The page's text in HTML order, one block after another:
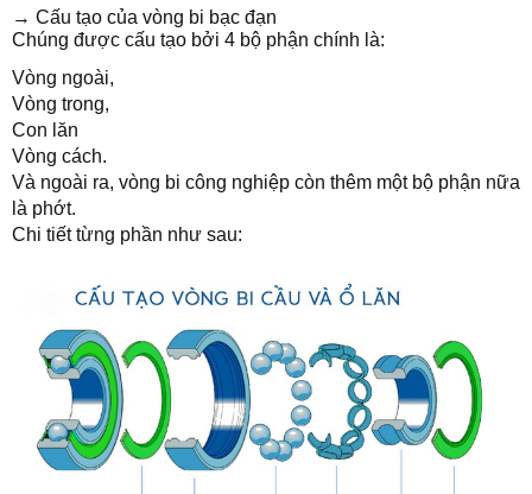
→ Cấu tạo của vòng bi bạc đạn
Chúng được cấu tạo bởi 4 bộ phận chính là:
Vòng ngoài,
Vòng trong,
Con lăn
Vòng cách.
Và ngoài ra, vòng bi công nghiệp còn thêm một bộ phận nữa
là phớt.
Chi tiết từng phần như sau: